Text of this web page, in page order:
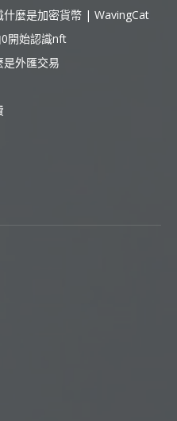
什麼是加密貨幣 | WavingCat
開始認識nft
外匯交易